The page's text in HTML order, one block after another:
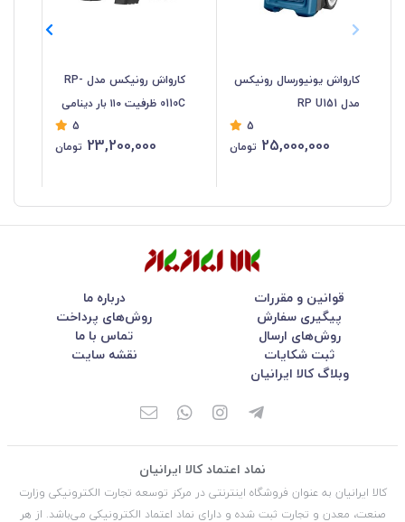
کارواش یونیورسال رونیکس
مدل RP U151
5
25,000,000 تومان
کارواش رونیکس مدل RP-
0110C ظرفیت ۱۱۰ بار دینامی
5
23,200,000 تومان
قوانین و مقررات
درباره ما
پیگیری سفارش
روش‌های پرداخت
روش‌های ارسال
تماس با ما
ثبت شکایات
نقشه سایت
وبلاگ کالا ایرانیان
نماد اعتماد کالا ایرانیان
کالا ایرانیان به عنوان فروشگاه اینترنتی در مركز توسعه تجارت الكترونیكی وزارت
صنعت، معدن و تجارت ثبت شده و دارای نماد اعتماد الكترونیكی می‌باشد. از هر